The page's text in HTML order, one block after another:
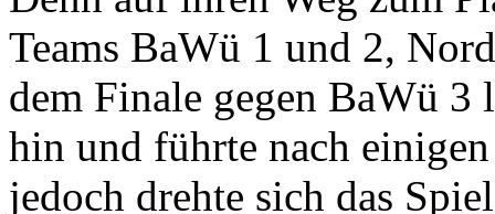
Teams BaWü 1 und 2,
dem Finale gegen BaWü 3
hin und führte nach
jedoch drehte sich das